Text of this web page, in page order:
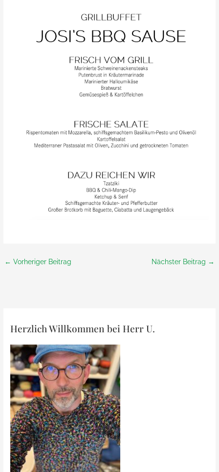
← Vorheriger Beitrag Nächster Beitrag →
Herzlich Willkommen bei Herr U.